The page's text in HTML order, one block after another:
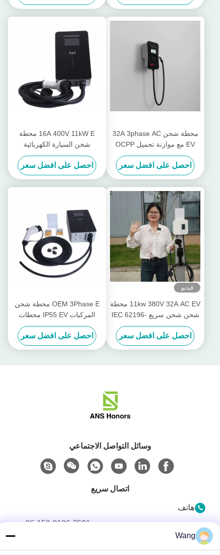
محطة شحن 32A 3phase AC
EV مع موازنة تحميل OCPP
WIFi
احصل على افضل سعر
16A 400V 11kW E محطة
شحن السيارة الكهربائية
التوصيل في محطات مع بطاقات
RFID
احصل على افضل سعر
فيديو
11kw 380V 32A AC EV محطة
شحن شحن سريع IEC 62196-
2 Type2 Connector
احصل على افضل سعر
OEM 3Phase E محطة شحن
المركبات IP55 EV محطات
الشحن السريع
احصل على افضل سعر
وسائل التواصل الاجتماعي
اتصال سريع
هاتف
86-158-8106-2591
البريد الإلكتروني
Wang